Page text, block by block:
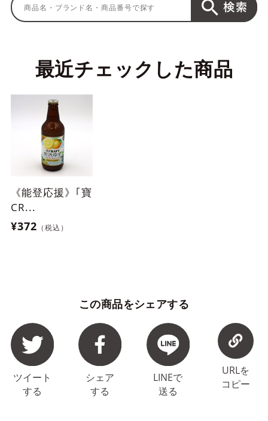
最近チェックした商品
《能登応援》｢寶
CR...
¥372 （税込）
この商品をシェアする
ツイート
する
シェア
する
LINEで
送る
URLを
コピー